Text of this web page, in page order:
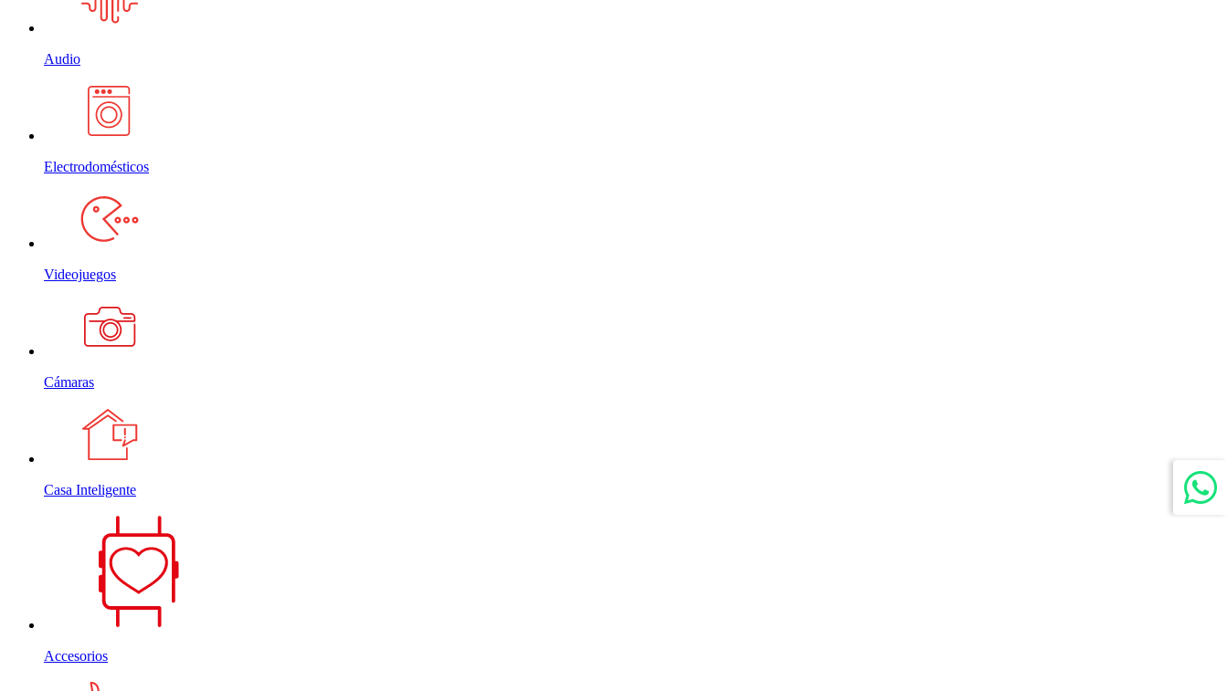
Audio
Electrodomésticos
Videojuegos
Cámaras
Casa Inteligente
Accesorios